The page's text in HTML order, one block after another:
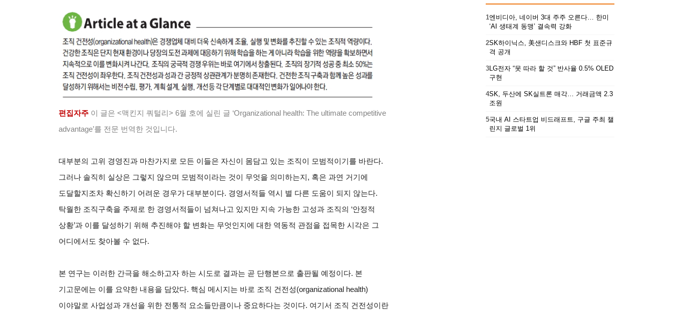
편집자주 이 글은 <맥킨지 쿼털리> 6월 호에 실린 글 ‘Organizational health: The ultimate competitive
advantage’를 전문 번역한 것입니다.
대부분의 고위 경영진과 마찬가지로 모든 이들은 자신이 몸담고 있는 조직이 모범적이기를 바란다.
그러나 솔직히 실상은 그렇지 않으며 모범적이라는 것이 무엇을 의미하는지, 혹은 과연 거기에
도달할지조차 확신하기 어려운 경우가 대부분이다. 경영서적들 역시 별 다른 도움이 되지 않는다.
탁월한 조직구축을 주제로 한 경영서적들이 넘쳐나고 있지만 지속 가능한 고성과 조직의 ‘안정적
상황’과 이를 달성하기 위해 추진해야 할 변화는 무엇인지에 대한 역동적 관점을 접목한 시각은 그
어디에서도 찾아볼 수 없다.
본 연구는 이러한 간극을 해소하고자 하는 시도로 결과는 곧 단행본으로 출판될 예정이다. 본
기고문에는 이를 요약한 내용을 담았다. 핵심 메시지는 바로 조직 건전성(organizational health)
이야말로 사업성과 개선을 위한 전통적 요소들만큼이나 중요하다는 것이다. 여기서 조직 건전성이란
1엔비디아, 네이버 3대 주주 오른다… 한미
‘AI 생태계 동맹’ 결속력 강화
2SK하이닉스, 美샌디스크와 HBF 첫 표준규
격 공개
3LG전자 “못 따라 할 것” 반사율 0.5% OLED
구현
4SK, 두산에 SK실트론 매각… 거래금액 2.3
조원
5국내 AI 스타트업 비드래프트, 구글 주최 챌
린지 글로벌 1위